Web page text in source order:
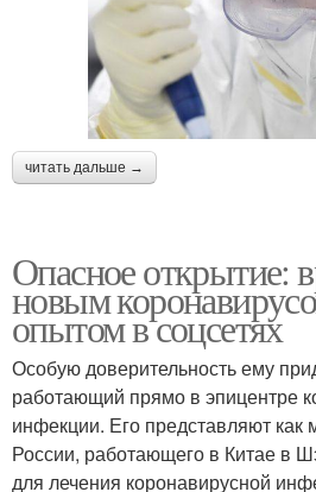
читать дальше →
Опасное открытие:
новым
опытом в соцсетях
Особую доверительность ему
работающий прямо в эпицентре
инфекции. Его представляют как
России, работающего в Китае в
для лечения коронавирусной